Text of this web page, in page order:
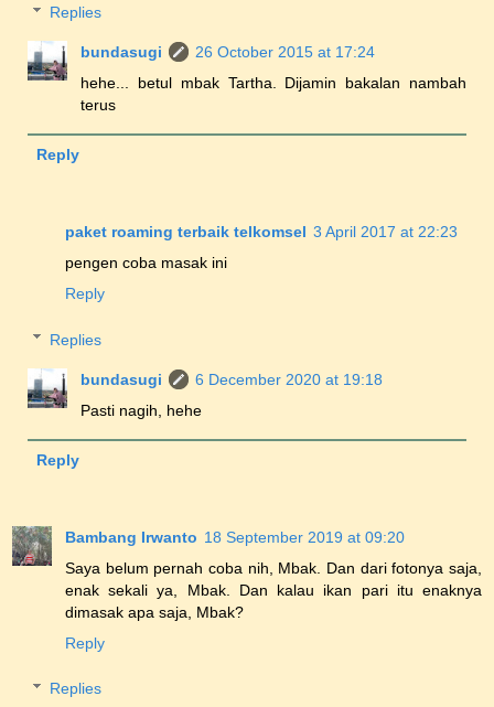
Replies
bundasugi
26 October 2015 at 17:24
hehe... betul mbak Tartha. Dijamin bakalan nambah
terus
Reply
paket roaming terbaik telkomsel 3 April 2017 at 22:23
pengen coba masak ini
Reply
Replies
bundasugi
6 December 2020 at 19:18
Pasti nagih, hehe
Reply
Bambang Irwanto 18 September 2019 at 09:20
Saya belum pernah coba nih, Mbak. Dan dari fotonya saja,
enak sekali ya, Mbak. Dan kalau ikan pari itu enaknya
dimasak apa saja, Mbak?
Reply
Replies